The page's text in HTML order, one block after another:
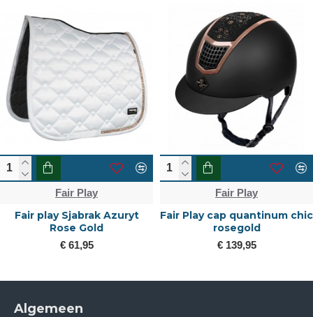
Fair Play
Fair play Sjabrak Azuryt
Rose Gold
€ 61,95
Fair Play
Fair Play cap quantinum chic
rosegold
€ 139,95
Algemeen